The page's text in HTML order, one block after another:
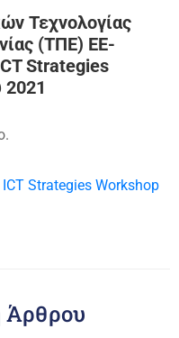
Τεχνολογίας
(ΤΠΕ) ΕΕ-
Strategies
Strategies Workshop
Άρθρου